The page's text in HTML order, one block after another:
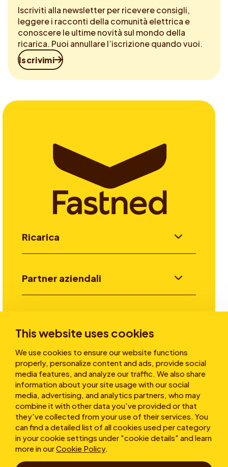
This website uses cookies
We use cookies to ensure our website functions
properly, personalize content and ads, provide social
media features, and analyze our traffic. We also share
information about your site usage with our social
media, advertising, and analytics partners, who may
combine it with other data you've provided or that
they've collected from your use of their services. You
can find a detailed list of all cookies used per category
in your cookie settings under "cookie details" and learn
more in ourCookie Policy.
Iscriviti alla newsletter per ricevere consigli,
leggere i racconti della comunità elettrica e
conoscere le ultime novità sul mondo della
ricarica. Puoi annullare l’iscrizione quando vuoi.
Iscrivimi
Ricarica
Partner aziendali
Storie
Chi siamo